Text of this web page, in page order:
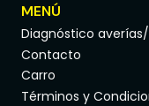
MENÚ
Diagnóstico
Contacto
Carro
Términos y